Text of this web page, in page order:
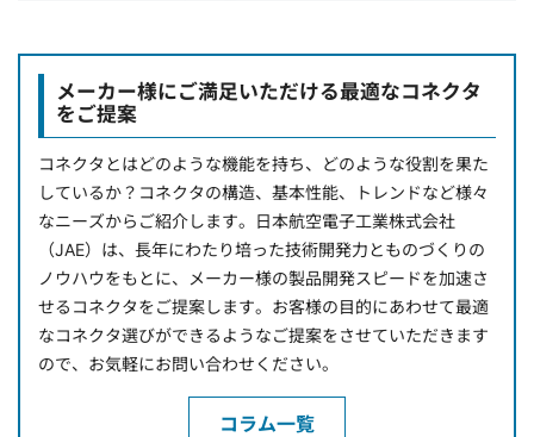
メーカー様にご満足いただける最適なコネクタ
をご提案
コネクタとはどのような機能を持ち、どのような役割を果た
しているか？コネクタの構造、基本性能、トレンドなど様々
なニーズからご紹介します。日本航空電子工業株式会社
（JAE）は、長年にわたり培った技術開発力とものづくりの
ノウハウをもとに、メーカー様の製品開発スピードを加速さ
せるコネクタをご提案します。お客様の目的にあわせて最適
なコネクタ選びができるようなご提案をさせていただきます
ので、お気軽にお問い合わせください。
コラム一覧